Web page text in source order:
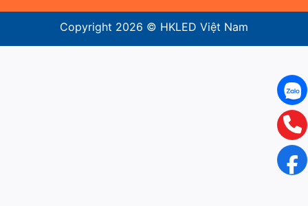
Copyright 2026 © HKLED Việt Nam